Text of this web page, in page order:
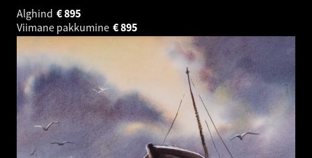
Alghind
895
€
Viimane pakkumine
895
€